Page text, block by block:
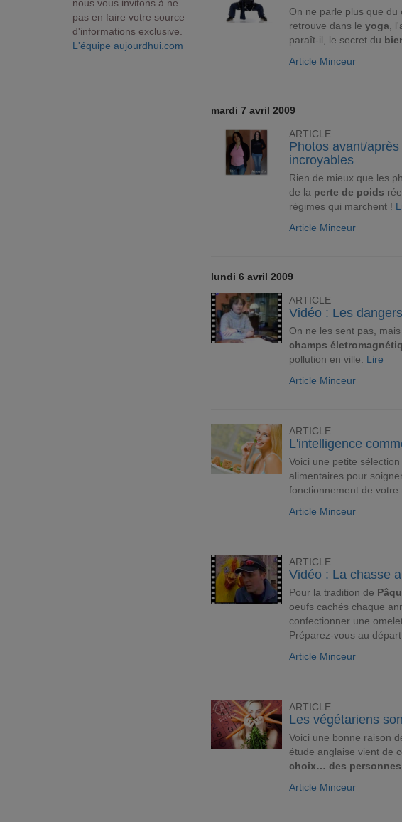
nous vous invitons à ne
pas en faire votre source
d'informations exclusive.
L'équipe aujourdhui.com
On ne parle plus que du
retrouve dans le yoga ,
paraît-il, le secret du
Article Minceur
mardi 7 avril 2009
ARTICLE
Photos avant/
incroyables
Rien de mieux que les
de la perte de poids
régimes qui marchent !
Article Minceur
lundi 6 avril 2009
ARTICLE
Vidéo : Les
On ne les sent pas,
champs
pollution en ville. Lire
Article Minceur
ARTICLE
L'intelligence
Voici une petite
alimentaires pour
fonctionnement de votre
Article Minceur
ARTICLE
Vidéo : La chasse
Pour la tradition de
oeufs cachés chaque
confectionner une
Préparez-vous au
Article Minceur
ARTICLE
Les végétariens
Voici une bonne raison
étude anglaise vient de
choix… des
Article Minceur